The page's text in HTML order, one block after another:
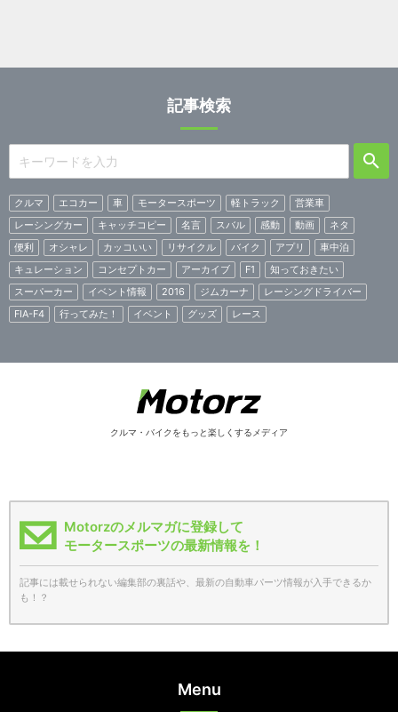
記事検索
クルマ エコカー 車 モータースポーツ 軽トラック
営業車
レーシングカー
キャッチコピー 名言 スバル 感動 動画
ネタ
便利
オシャレ カッコいい リサイクル バイク アプリ
車中泊
キュレーション
コンセプトカー アーカイブ F1
知っておきたい
スーパーカー
イベント情報 2016 ジムカーナ
レーシングドライバー
FIA-F4
行ってみた！ イベント グッズ レース
クルマ・バイクをもっと楽しくするメディア
Motorzのメルマガに登録して
モータースポーツの最新情報を！
記事には載せられない編集部の裏話や、最新の自動車パーツ情報が入手できるか
も！？
Menu